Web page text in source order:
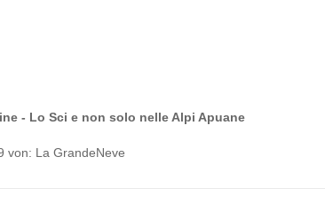
- Lo Sci e non solo nelle Alpi Apuane
von: La GrandeNeve